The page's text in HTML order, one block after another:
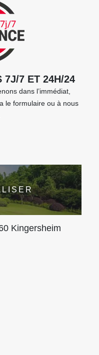
7J/7 ET 24H/24
dans l’immédiat,
le formulaire ou à nous
Kingersheim